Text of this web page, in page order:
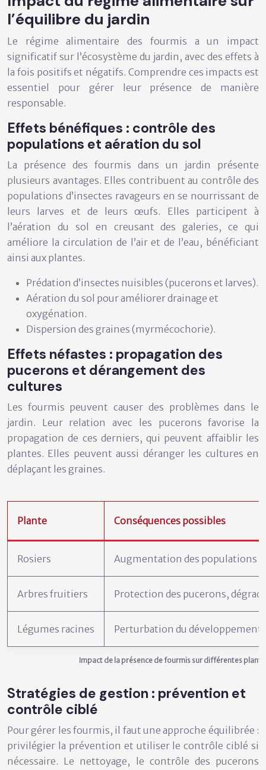
l’équilibre du jardin
Le régime alimentaire des fourmis a un impact
significatif sur l’écosystème du jardin, avec des effets à
la fois positifs et négatifs. Comprendre ces impacts est
essentiel pour gérer leur présence de manière
responsable.
Effets bénéfiques : contrôle des
populations et aération du sol
La présence des fourmis dans un jardin présente
plusieurs avantages. Elles contribuent au contrôle des
populations d’insectes ravageurs en se nourrissant de
leurs larves et de leurs œufs. Elles participent à
l’aération du sol en creusant des galeries, ce qui
améliore la circulation de l’air et de l’eau, bénéficiant
ainsi aux plantes.
Prédation d’insectes nuisibles (pucerons et larves).
Aération du sol pour améliorer drainage et
oxygénation.
Dispersion des graines (myrmécochorie).
Effets néfastes : propagation des
pucerons et dérangement des
cultures
Les fourmis peuvent causer des problèmes dans le
jardin. Leur relation avec les pucerons favorise la
propagation de ces derniers, qui peuvent affaiblir les
plantes. Elles peuvent aussi déranger les cultures en
déplaçant les graines.
Impact de la présence de fourmis sur différentes
Plante Conséquences possibles
Rosiers Augmentation des populations
Arbres fruitiers Protection des pucerons,
Légumes racines Perturbation du développement
Stratégies de gestion : prévention et
contrôle ciblé
Pour gérer les fourmis, il faut une approche équilibrée :
privilégier la prévention et utiliser le contrôle ciblé si
nécessaire. Le nettoyage, le contrôle des pucerons